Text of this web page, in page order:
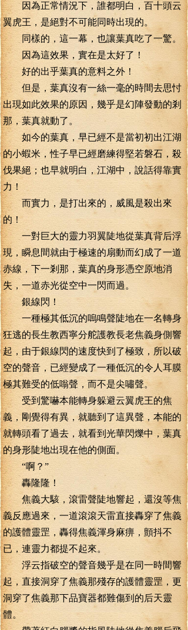
因為正常情況下，誰都明白，百十頭云
翼虎王，是絕對不可能同時出現的。
同樣的，這一幕，也讓葉真吃了一驚。
因為這效果，實在是太好了！
好的出乎葉真的意料之外！
但是，葉真沒有一絲一毫的時間去思忖
出現如此效果的原因，幾乎是幻陣發動的剎
那，葉真就動了。
如今的葉真，早已經不是當初初出江湖
的小蝦米，性子早已經磨練得堅若磐石，殺
伐果絕；也早就明白，江湖中，說話得靠實
力！
而實力，是打出來的，威風是殺出來
的！
一對巨大的靈力羽翼陡地從葉真背后浮
現，瞬息間就由于極速的扇動而幻成了一道
赤線，下一剎那，葉真的身形憑空原地消
失，一道赤光從空中一閃而過。
銀線閃！
一種極其低沉的嗚鳴聲陡地在一名轉身
狂逃的長生教西寧分舵護教長老焦義身側響
起，由于銀線閃的速度快到了極致，所以破
空的聲音，已經變成了一種低沉的令人耳膜
極其難受的低嗡聲，而不是尖嘯聲。
受到驚嚇本能轉身躲避云翼虎王的焦
義，剛覺得有異，就聽到了這異聲，本能的
就轉頭看了過去，就看到光華閃爍中，葉真
的身形陡地出現在他的側面。
“啊？”
轟隆隆！
焦義大駭，滾雷聲陡地響起，還沒等焦
義反應過來，一道滾滾天雷直接轟穿了焦義
的護體靈罡，轟得焦義渾身麻痹，顫抖不
已，連靈力都提不起來。
浮云指破空的聲音幾乎是在同一時間響
起，直接洞穿了焦義那殘存的護體靈罡，更
洞穿了焦義那下品寶器都難傷到的后天靈
體。